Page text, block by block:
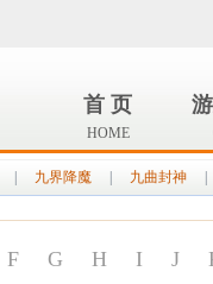
首 页
HOME
九界降魔 九曲封神
F G H I J